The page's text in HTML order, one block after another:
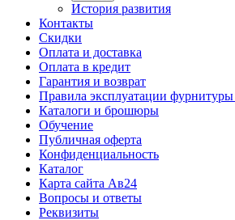
История развития
Контакты
Скидки
Оплата и доставка
Оплата в кредит
Гарантия и возврат
Правила эксплуатации фурнитуры
Каталоги и брошюры
Обучение
Публичная оферта
Конфиденциальность
Каталог
Карта сайта Ав24
Вопросы и ответы
Реквизиты